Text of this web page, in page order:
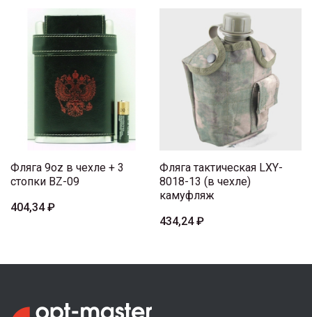
Фляга 9oz в чехле + 3
стопки BZ-09
404,34 ₽
Фляга тактическая LXY-
8018-13 (в чехле)
камуфляж
434,24 ₽